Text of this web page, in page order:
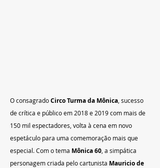
O consagrado Circo Turma da Mônica , sucesso
de crítica e público em 2018 e 2019 com mais de
150 mil espectadores, volta à cena em novo
espetáculo para uma comemoração mais que
especial. Com o tema Mônica 60 , a simpática
personagem criada pelo cartunista Mauricio de